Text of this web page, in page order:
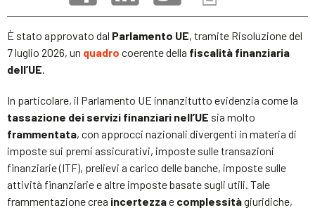
È stato approvato dal Parlamento UE, tramite Risoluzione del
7 luglio 2026, un quadro coerente della fiscalità finanziaria
dell’UE.
In particolare, il Parlamento UE innanzitutto evidenzia come la
tassazione dei servizi finanziari nell’UE sia molto
frammentata, con approcci nazionali divergenti in materia di
imposte sui premi assicurativi, imposte sulle transazioni
finanziarie (ITF), prelievi a carico delle banche, imposte sulle
attività finanziarie e altre imposte basate sugli utili. Tale
frammentazione crea incertezzae complessitàgiuridiche,